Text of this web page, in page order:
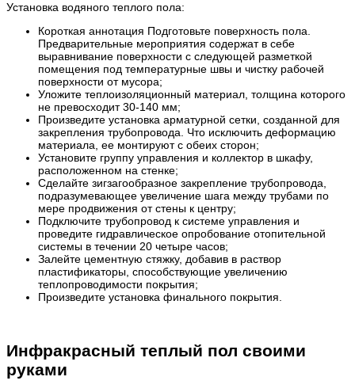
Установка водяного теплого пола:
Короткая аннотация Подготовьте поверхность пола.
Предварительные мероприятия содержат в себе
выравнивание поверхности с следующей разметкой
помещения под температурные швы и чистку рабочей
поверхности от мусора;
Уложите теплоизоляционный материал, толщина которого
не превосходит 30-140 мм;
Произведите установка арматурной сетки, созданной для
закрепления трубопровода. Что исключить деформацию
материала, ее монтируют с обеих сторон;
Установите группу управления и коллектор в шкафу,
расположенном на стенке;
Сделайте зигзагообразное закрепление трубопровода,
подразумевающее увеличение шага между трубами по
мере продвижения от стены к центру;
Подключите трубопровод к системе управления и
проведите гидравлическое опробование отопительной
системы в течении 20 четыре часов;
Залейте цементную стяжку, добавив в раствор
пластификаторы, способствующие увеличению
теплопроводимости покрытия;
Произведите установка финального покрытия.
Инфракрасный теплый пол своими
руками